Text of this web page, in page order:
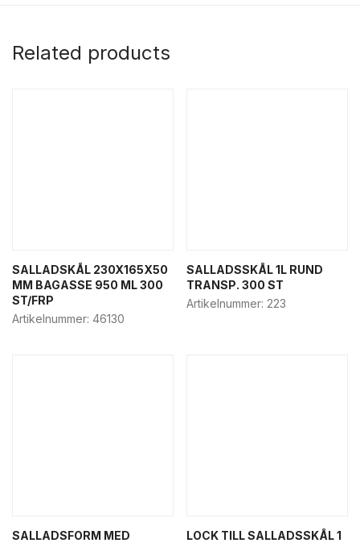
Related products
SALLADSKÅL 230X165X50
MM BAGASSE 950 ML 300
ST/FRP
Artikelnummer: 46130
SALLADSSKÅL 1L RUND
TRANSP. 300 ST
Artikelnummer: 223
SALLADSFORM MED
LOCK TILL SALLADSSKÅL 1